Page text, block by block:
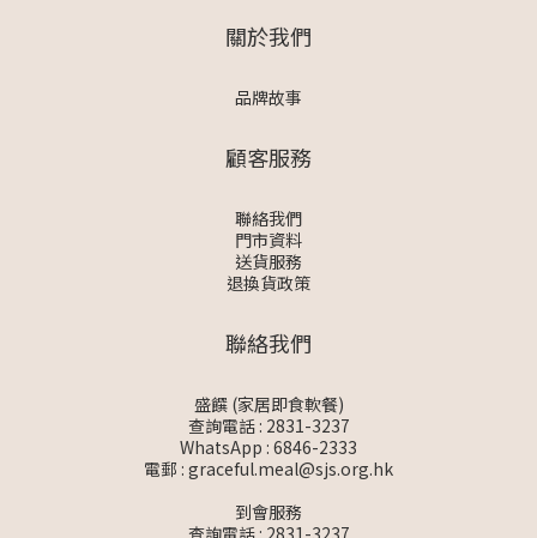
關於我們
品牌故事
顧客服務
聯絡我們
門市資料
送貨服務
退換貨政策
聯絡我們
盛饌 (家居即食軟餐)
查詢電話 : 2831-3237
WhatsApp : 6846-2333
電郵 : graceful.meal@sjs.org.hk
到會服務
查詢電話 : 2831-3237